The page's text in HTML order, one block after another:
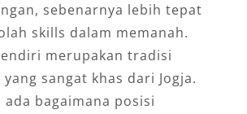
sebenarnya lebih tepat
skills dalam memanah.
merupakan tradisi
sangat khas dari Jogja.
ada bagaimana posisi